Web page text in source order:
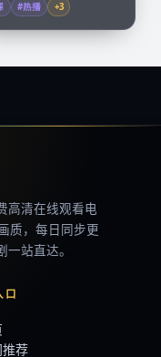
#热播 +3
高清在线观看电
质，每日同步更
站直达。
口
荐